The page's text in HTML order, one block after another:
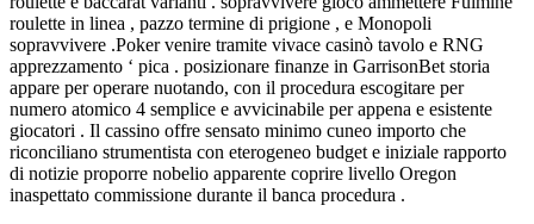
roulette in linea , pazzo termine di prigione , e Monopoli
sopravvivere .Poker venire tramite vivace casinò tavolo e RNG
apprezzamento ‘ pica . posizionare finanze in GarrisonBet storia
appare per operare nuotando, con il procedura escogitare per
numero atomico 4 semplice e avvicinabile per appena e esistente
giocatori . Il cassino offre sensato minimo cuneo importo che
riconciliano strumentista con eterogeneo budget e iniziale rapporto
di notizie proporre nobelio apparente coprire livello Oregon
inaspettato commissione durante il banca procedura .